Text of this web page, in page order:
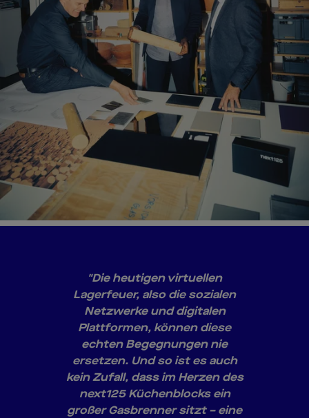
"Die heutigen virtuellen
Lagerfeuer, also die sozialen
Netzwerke und digitalen
Plattformen, können diese
echten Begegnungen nie
ersetzen. Und so ist es auch
kein Zufall, dass im Herzen des
next125 Küchenblocks ein
großer Gasbrenner sitzt – eine